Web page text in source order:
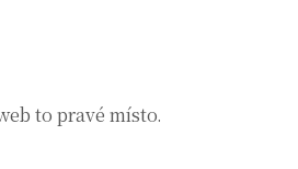
to pravé místo.